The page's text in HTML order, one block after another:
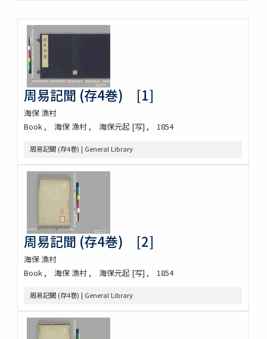
周易記聞 (存4巻) [1]
海保 漁村
Book
海保 漁村 海保元起 [写] 1854
周易記聞 (存4巻) | General Library
周易記聞 (存4巻) [2]
海保 漁村
Book
海保 漁村 海保元起 [写] 1854
周易記聞 (存4巻) | General Library